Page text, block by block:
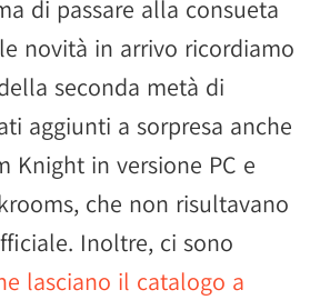
di passare alla consueta
novità in arrivo ricordiamo
seconda metà di
aggiunti a sorpresa anche
Knight in versione PC e
che non risultavano
Inoltre, ci sono
lasciano il catalogo a